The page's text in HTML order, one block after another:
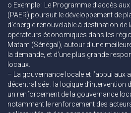
o Exemple : Le Programme d’accès
(PAER) poursuit le développement de
d’énergie renouvelable à destination de
opérateurs économiques dans les
Matam (Sénégal), autour d’une
la demande, et d’une plus grande
locaux.
– La gouvernance locale et l’appui aux
décentralisée : la logique d’intervention
un renforcement de la gouvernance
notamment le renforcement des